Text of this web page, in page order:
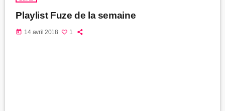
Playlist Fuze de la semaine
today 14 avril 2018 1